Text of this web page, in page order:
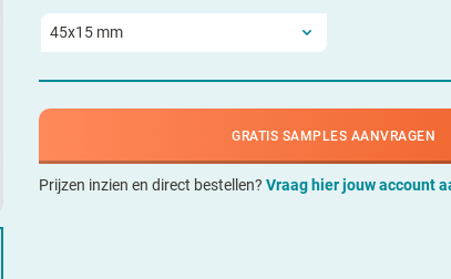
GRATIS SAMPLES AANVRAGEN
Prijzen inzien en direct bestellen? Vraag hier jouw account